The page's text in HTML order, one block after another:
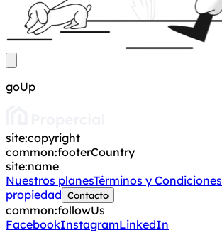
goUp
site:copyright
common:footerCountry
site:name
Nuestros planesTérminos y Condiciones
propiedad Contacto
common:followUs
FacebookInstagramLinkedIn